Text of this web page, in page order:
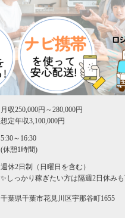
月収250,000円～280,000円
想定年収3,100,000円
5:30～16:30
(休憩1時間)
週休2日制（日曜日を含む）
✨しっかり稼ぎたい方は隔週2日休みも
千葉県千葉市花見川区宇那谷町1655